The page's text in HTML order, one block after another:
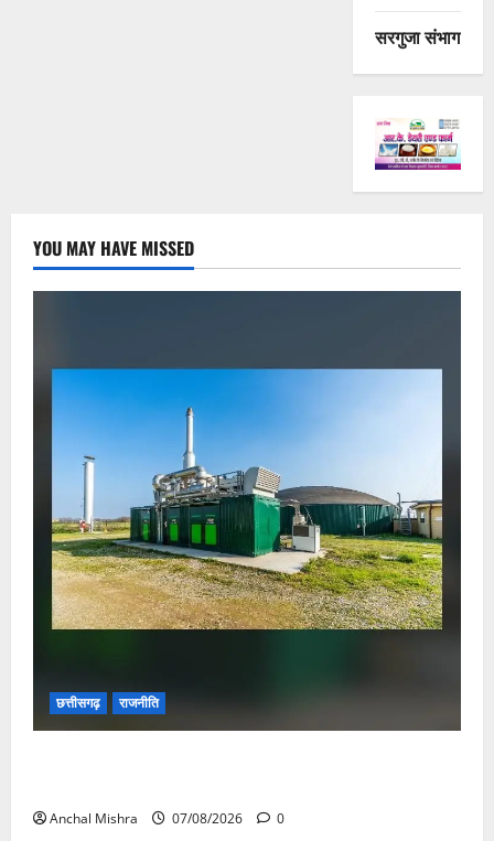
सरगुजा संभाग
YOU MAY HAVE MISSED
छत्तीसगढ़ राजनीति
Anchal Mishra 07/08/2026 0